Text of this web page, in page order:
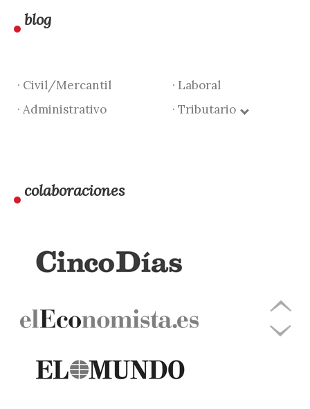
blog
· Civil/Mercantil
· Laboral
· Administrativo
· Tributario
colaboraciones